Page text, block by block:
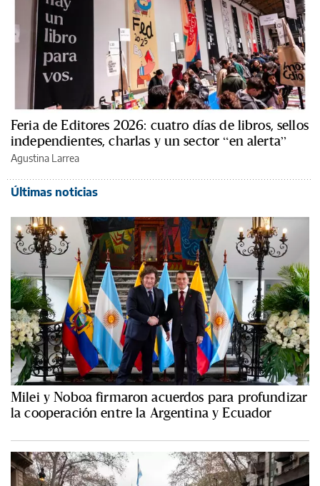
Feria de Editores 2026: cuatro días de libros, sellos
independientes, charlas y un sector “en alerta”
Agustina Larrea
Últimas noticias
Milei y Noboa firmaron acuerdos para profundizar
la cooperación entre la Argentina y Ecuador